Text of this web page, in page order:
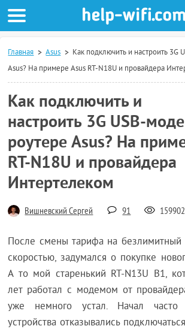
Главная Asus
Как подключить и настроить 3G
Asus? На примере Asus RT-N18U и провайдера
Как подключить и
настроить 3G USB-
роутере Asus? На
RT-N18U и провайдера
Интертелеком
Вишневский Сергей 91 159902
После смены тарифа на безлимитный
скоростью, задумался о покупке
А то мой старенький RT-N13U B1,
лет работал с модемом от
уже немного устал. Начал часто
устройства отказывались